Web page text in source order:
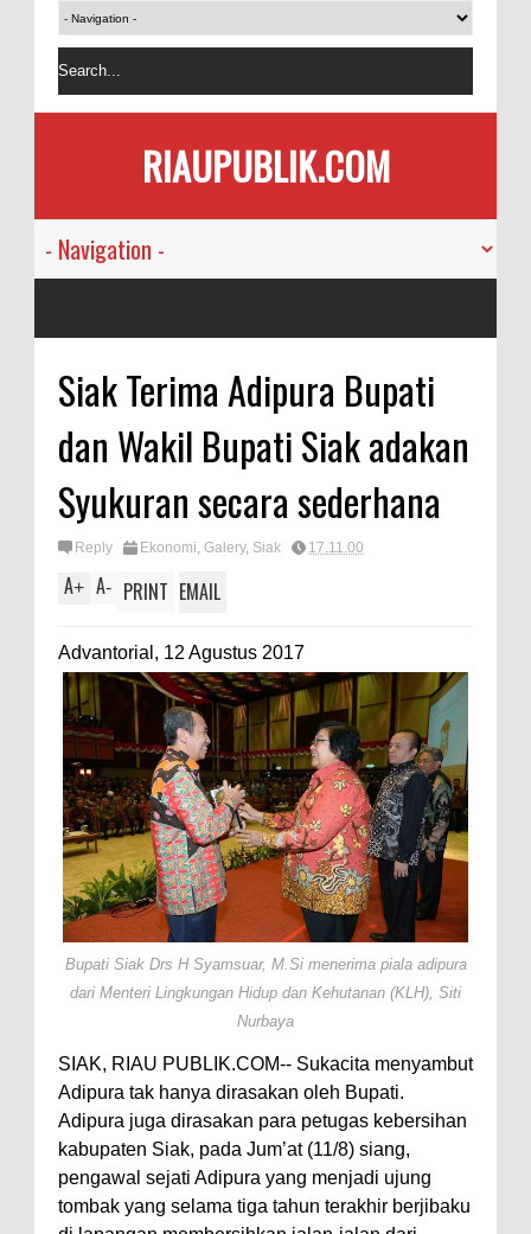
RIAUPUBLIK.COM
Siak Terima Adipura Bupati
dan Wakil Bupati Siak adakan
Syukuran secara sederhana
Reply Ekonomi, Galery, Siak 17.11.00
A+ A- PRINT EMAIL
Advantorial, 12 Agustus 2017
Bupati Siak Drs H Syamsuar, M.Si menerima piala adipura
dari Menteri Lingkungan Hidup dan Kehutanan (KLH), Siti
Nurbaya
SIAK, RIAU PUBLIK.COM-- Sukacita menyambut
Adipura tak hanya dirasakan oleh Bupati.
Adipura juga dirasakan para petugas kebersihan
kabupaten Siak, pada Jum’at (11/8) siang,
pengawal sejati Adipura yang menjadi ujung
tombak yang selama tiga tahun terakhir berjibaku